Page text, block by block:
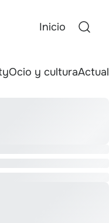
Inicio
Ocio y cultura